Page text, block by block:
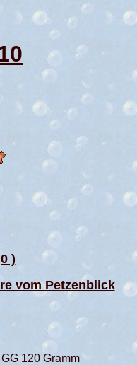
)
vom Petzenblick
120 Gramm